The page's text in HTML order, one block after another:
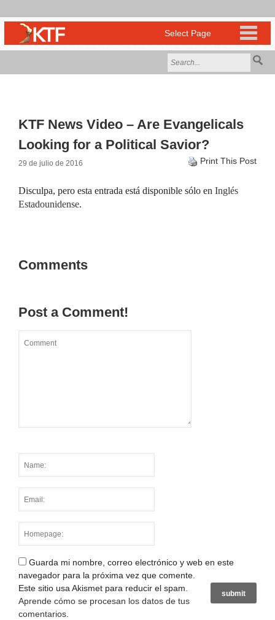
KTF News Video – Are Evangelicals
Looking for a Political Savior?
29 de julio de 2016 Print This Post
Disculpa, pero esta entrada está disponible sólo en Inglés
Estadounidense.
Comments
Post a Comment!
Guarda mi nombre, correo electrónico y web en este
navegador para la próxima vez que comente.
Este sitio usa Akismet para reducir el spam.
Aprende cómo se procesan los datos de tus
comentarios